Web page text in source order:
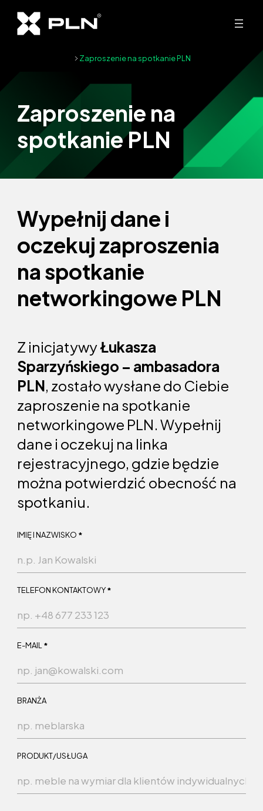
treści
Zaproszenie na spotkanie PLN
Zaproszenie na
spotkanie PLN
Wypełnij dane i
oczekuj zaproszenia
na spotkanie
networkingowe PLN
Z inicjatywyŁukasza
Sparzyńskiego – ambasadora
PLN, zostało wysłane do Ciebie
zaproszenie na spotkanie
networkingowe PLN. Wypełnij
dane i oczekuj na linka
rejestracyjnego, gdzie będzie
można potwierdzić obecność na
spotkaniu.
Zgłoszenie
PLN
ulotka
IMIĘ I NAZWISKO *
TELEFON KONTAKTOWY*
E-MAIL *
BRANŻA
PRODUKT/USŁUGA